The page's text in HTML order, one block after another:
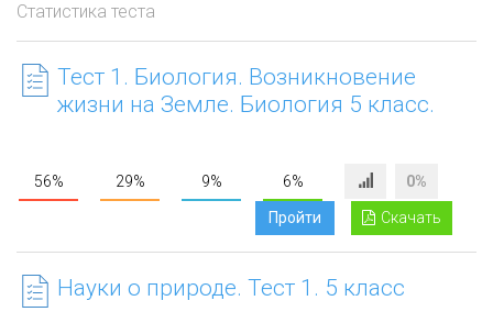
Статистика теста
Тест 1. Биология. Возникновение
жизни на Земле. Биология 5 класс.
56% 29% 9% 6% 0%
Скачать
Пройти
Науки о природе. Тест 1. 5 класс